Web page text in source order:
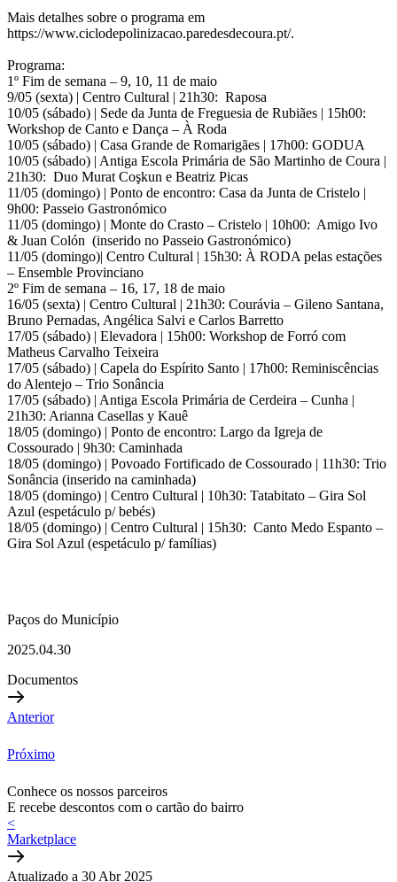
Mais detalhes sobre o programa em
https://www.ciclodepolinizacao.paredesdecoura.pt/.
Programa:
1º Fim de semana – 9, 10, 11 de maio
9/05 (sexta) | Centro Cultural | 21h30: Raposa
10/05 (sábado) | Sede da Junta de Freguesia de Rubiães | 15h00:
Workshop de Canto e Dança – À Roda
10/05 (sábado) | Casa Grande de Romarigães | 17h00: GODUA
10/05 (sábado) | Antiga Escola Primária de São Martinho de Coura |
21h30: Duo Murat Coşkun e Beatriz Picas
11/05 (domingo) | Ponto de encontro: Casa da Junta de Cristelo |
9h00: Passeio Gastronómico
11/05 (domingo) | Monte do Crasto – Cristelo | 10h00: Amigo Ivo
& Juan Colón (inserido no Passeio Gastronómico)
11/05 (domingo)| Centro Cultural | 15h30: À RODA pelas estações
– Ensemble Provinciano
2º Fim de semana – 16, 17, 18 de maio
16/05 (sexta) | Centro Cultural | 21h30: Courávia – Gileno Santana,
Bruno Pernadas, Angélica Salvi e Carlos Barretto
17/05 (sábado) | Elevadora | 15h00: Workshop de Forró com
Matheus Carvalho Teixeira
17/05 (sábado) | Capela do Espírito Santo | 17h00: Reminiscências
do Alentejo – Trio Sonância
17/05 (sábado) | Antiga Escola Primária de Cerdeira – Cunha |
21h30: Arianna Casellas y Kauê
18/05 (domingo) | Ponto de encontro: Largo da Igreja de
Cossourado | 9h30: Caminhada
18/05 (domingo) | Povoado Fortificado de Cossourado | 11h30: Trio
Sonância (inserido na caminhada)
18/05 (domingo) | Centro Cultural | 10h30: Tatabitato – Gira Sol
Azul (espetáculo p/ bebés)
18/05 (domingo) | Centro Cultural | 15h30: Canto Medo Espanto –
Gira Sol Azul (espetáculo p/ famílias)
Paços do Município
2025.04.30
Documentos
Anterior
Próximo
Conhece os nossos parceiros
E recebe descontos com o cartão do bairro
<
Marketplace
Atualizado a 30 Abr 2025